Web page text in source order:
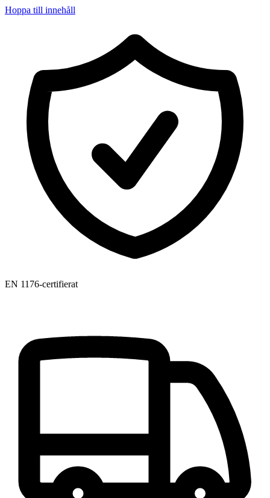
Hoppa till innehåll
EN 1176-certifierat